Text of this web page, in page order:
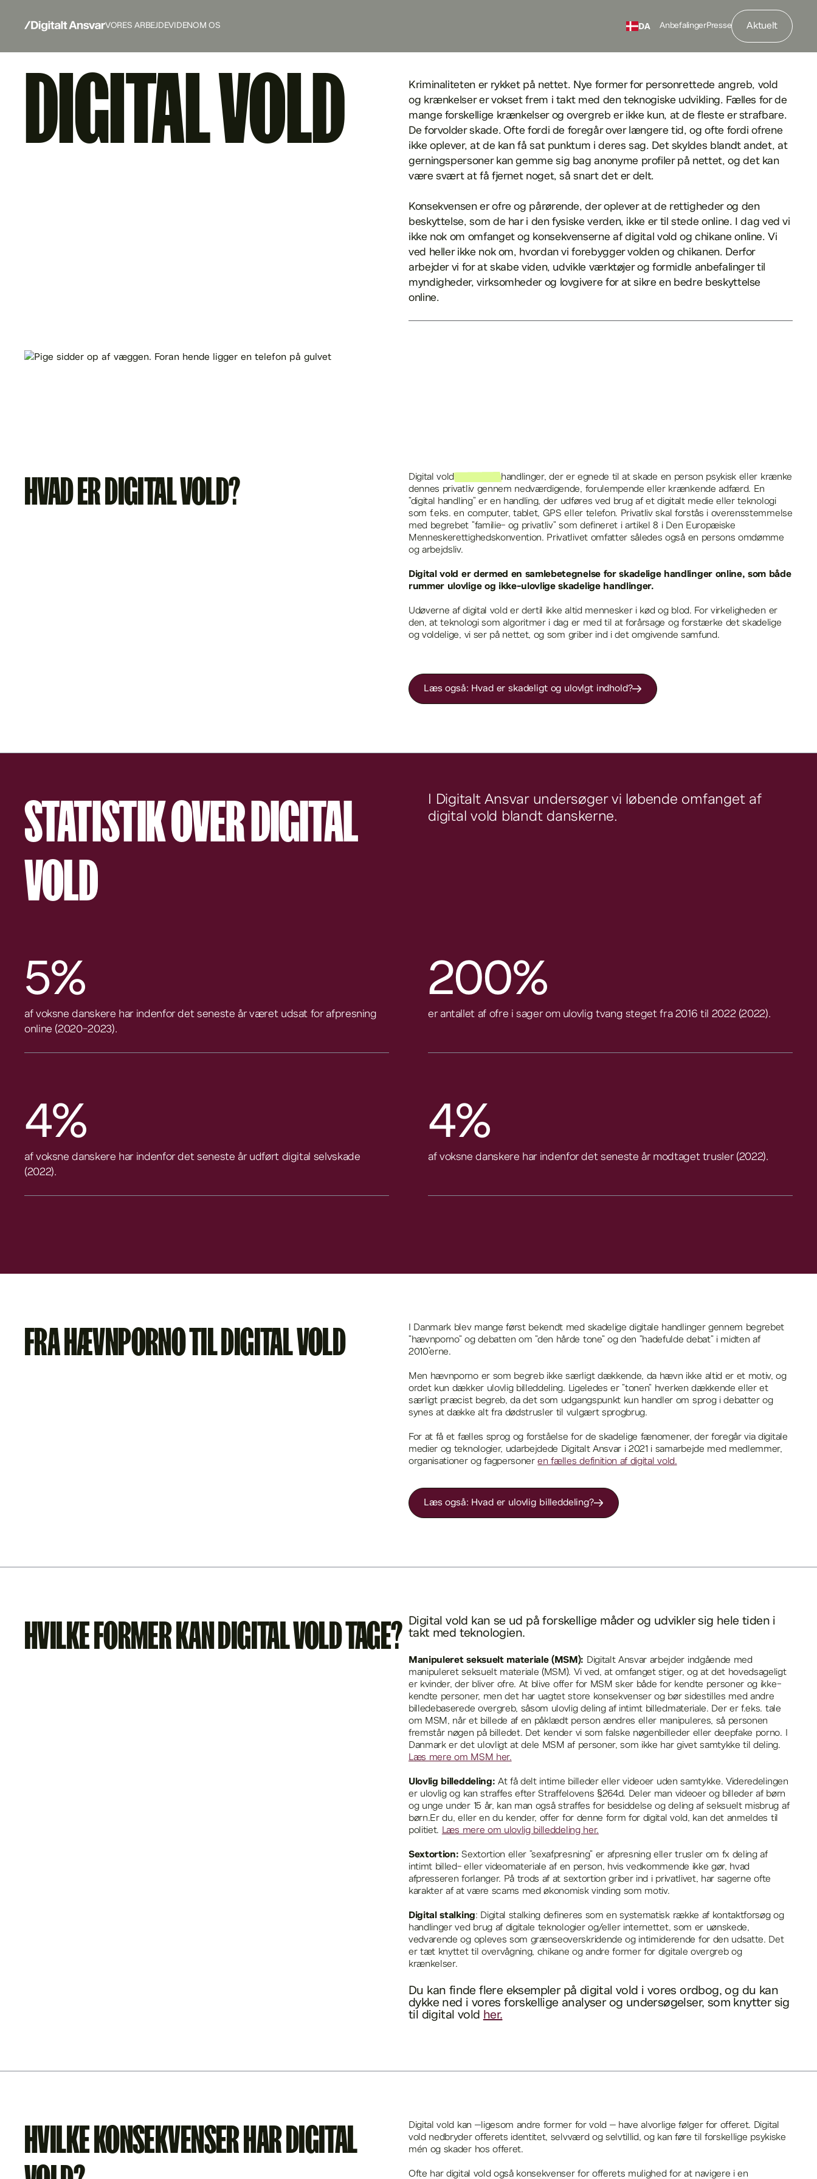
VORES ARBEJDEVIDENOM OS DA AnbefalingerPresse Aktuelt
DIGITAL VOLD
Kriminaliteten er rykket på nettet. Nye former for personrettede angreb, vold
og krænkelser er vokset frem i takt med den teknogiske udvikling. Fælles for de
mange forskellige krænkelser og overgreb er ikke kun, at de fleste er strafbare.
De forvolder skade. Ofte fordi de foregår over længere tid, og ofte fordi ofrene
ikke oplever, at de kan få sat punktum i deres sag. Det skyldes blandt andet, at
gerningspersoner kan gemme sig bag anonyme profiler på nettet, og det kan
være svært at få fjernet noget, så snart det er delt.
Konsekvensen er ofre og pårørende, der oplever at de rettigheder og den
beskyttelse, som de har i den fysiske verden, ikke er til stede online. I dag ved vi
ikke nok om omfanget og konsekvenserne af digital vold og chikane online. Vi
ved heller ikke nok om, hvordan vi forebygger volden og chikanen. Derfor
arbejder vi for at skabe viden, udvikle værktøjer og formidle anbefalinger til
myndigheder, virksomheder og lovgivere for at sikre en bedre beskyttelse
online.
HVAD ER DIGITAL VOLD? Digital volder digitale handlinger, der er egnede til at skade en person psykisk eller krænke
dennes privatliv gennem nedværdigende, forulempende eller krænkende adfærd. En
”digital handling” er en handling, der udføres ved brug af et digitalt medie eller teknologi
som f.eks. en computer, tablet, GPS eller telefon. Privatliv skal forstås i overensstemmelse
med begrebet ”familie- og privatliv” som defineret i artikel 8 i Den Europæiske
Menneskerettighedskonvention. Privatlivet omfatter således også en persons omdømme
og arbejdsliv.
Digital vold er dermed en samlebetegnelse for skadelige handlinger online, som både
rummer ulovlige og ikke-ulovlige skadelige handlinger.
Udøverne af digital vold er dertil ikke altid mennesker i kød og blod. For virkeligheden er
den, at teknologi som algoritmer i dag er med til at forårsage og forstærke det skadelige
og voldelige, vi ser på nettet, og som griber ind i det omgivende samfund.
Læs også: Hvad er skadeligt og ulovlgt indhold?
STATISTIK OVER DIGITAL
VOLD
I Digitalt Ansvar undersøger vi løbende omfanget af
digital vold blandt danskerne.
5%
af voksne danskere har indenfor det seneste år været udsat for afpresning
online (2020-2023).
200%
er antallet af ofre i sager om ulovlig tvang steget fra 2016 til 2022 (2022).
4%
af voksne danskere har indenfor det seneste år udført digital selvskade
(2022).
4%
af voksne danskere har indenfor det seneste år modtaget trusler (2022).
FRA HÆVNPORNO TIL DIGITAL VOLD
I Danmark blev mange først bekendt med skadelige digitale handlinger gennem begrebet
”hævnporno” og debatten om ”den hårde tone” og den ”hadefulde debat” i midten af
2010’erne.
Men hævnporno er som begreb ikke særligt dækkende, da hævn ikke altid er et motiv, og
ordet kun dækker ulovlig billeddeling. Ligeledes er ”tonen” hverken dækkende eller et
særligt præcist begreb, da det som udgangspunkt kun handler om sprog i debatter og
synes at dække alt fra dødstrusler til vulgært sprogbrug.
For at få et fælles sprog og forståelse for de skadelige fænomener, der foregår via digitale
medier og teknologier, udarbejdede Digitalt Ansvar i 2021 i samarbejde med medlemmer,
organisationer og fagpersoneren fælles definition af digital vold.
Læs også: Hvad er ulovlig billeddeling?
HVILKE FORMER KAN DIGITAL VOLD TAGE? Digital vold kan se ud på forskellige måder og udvikler sig hele tiden i
takt med teknologien.
Manipuleret seksuelt materiale (MSM): Digitalt Ansvar arbejder indgående med
manipuleret seksuelt materiale (MSM). Vi ved, at omfanget stiger, og at det hovedsageligt
er kvinder, der bliver ofre. At blive offer for MSM sker både for kendte personer og ikke-
kendte personer, men det har uagtet store konsekvenser og bør sidestilles med andre
billedebaserede overgreb, såsom ulovlig deling af intimt billedmateriale. Der er f.eks. tale
om MSM, når et billede af en påklædt person ændres eller manipuleres, så personen
fremstår nøgen på billedet. Det kender vi som falske nøgenbilleder eller deepfake porno. I
Danmark er det ulovligt at dele MSM af personer, som ikke har givet samtykke til deling.
Læs mere om MSM her.
Ulovlig billeddeling: At få delt intime billeder eller videoer uden samtykke. Videredelingen
er ulovlig og kan straffes efter Straffelovens §264d. Deler man videoer og billeder af børn
og unge under 15 år, kan man også straffes for besiddelse og deling af seksuelt misbrug af
børn.Er du, eller en du kender, offer for denne form for digital vold, kan det anmeldes til
politiet.Læs mere om ulovlig billeddeling her.
Sextortion: Sextortion eller ”sexafpresning” er afpresning eller trusler om fx deling af
intimt billed- eller videomateriale af en person, hvis vedkommende ikke gør, hvad
afpresseren forlanger. På trods af at sextortion griber ind i privatlivet, har sagerne ofte
karakter af at være scams med økonomisk vinding som motiv.
Digital stalking: Digital stalking defineres som en systematisk række af kontaktforsøg og
handlinger ved brug af digitale teknologier og/eller internettet, som er uønskede,
vedvarende og opleves som grænseoverskridende og intimiderende for den udsatte. Det
er tæt knyttet til overvågning, chikane og andre former for digitale overgreb og
krænkelser.
Du kan finde flere eksempler på digital vold i voresordbog, og du kan
dykke ned i vores forskellige analyser og undersøgelser, som knytter sig
til digital voldher.
HVILKE KONSEKVENSER HAR DIGITAL
Digital vold kan –ligesom andre former for vold – have alvorlige følger for offeret. Digital
vold nedbryder offerets identitet, selvværd og selvtillid, og kan føre til forskellige psykiske
mén og skader hos offeret.
Ofte har digital vold også konsekvenser for offerets mulighed for at navigere i en